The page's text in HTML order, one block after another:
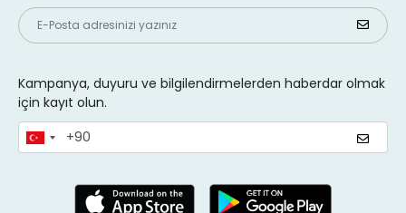
Kampanya, duyuru ve bilgilendirmelerden haberdar olmak
için kayıt olun.